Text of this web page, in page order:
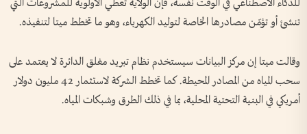
للذكاء الاصطناعي في الوقت نفسه، فإن الولاية تعطي الأولوية للمشروعات التي
تنشئ أو تؤمّن مصادرها الخاصة لتوليد الكهرباء، وهو ما تخطط ميتا لتنفيذه.
وقالت ميتا إن مركز البيانات سيستخدم نظام تبريد مغلق الدائرة لا يعتمد على
سحب المياه من المصادر المحيطة. كما تخطط الشركة لاستثمار 42 مليون دولار
أمريكي في البنية التحتية المحلية، بما في ذلك الطرق وشبكات المياه.